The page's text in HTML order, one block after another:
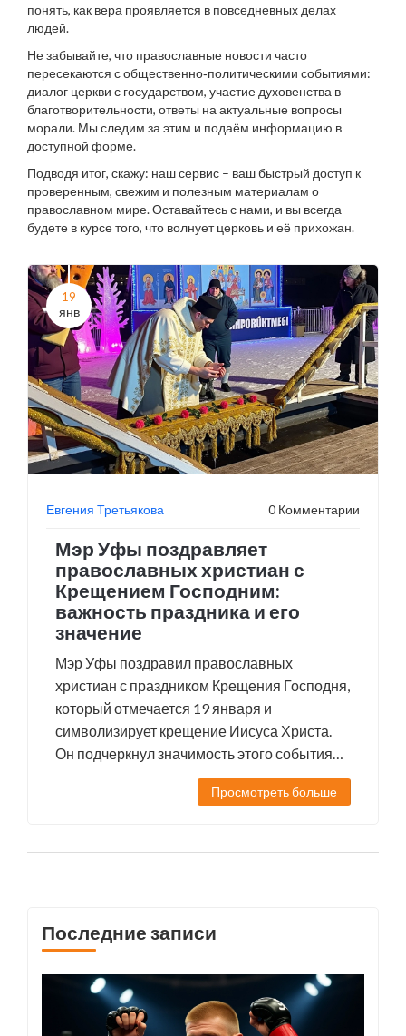
понять, как вера проявляется в повседневных делах
людей.
Не забывайте, что православные новости часто
пересекаются с общественно‑политическими событиями:
диалог церкви с государством, участие духовенства в
благотворительности, ответы на актуальные вопросы
морали. Мы следим за этим и подаём информацию в
доступной форме.
Подводя итог, скажу: наш сервис – ваш быстрый доступ к
проверенным, свежим и полезным материалам о
православном мире. Оставайтесь с нами, и вы всегда
будете в курсе того, что волнует церковь и её прихожан.
19
янв
Евгения Третьякова 0 Комментарии
Мэр Уфы поздравляет
православных христиан с
Крещением Господним:
важность праздника и его
значение
Мэр Уфы поздравил православных
христиан с праздником Крещения Господня,
который отмечается 19 января и
символизирует крещение Иисуса Христа.
Он подчеркнул значимость этого события
как символа обновления и духовного
возрождения, акцентировав внимание на
Просмотреть больше
Последние записи